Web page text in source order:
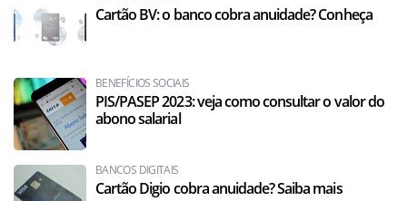
Cartão BV: o banco cobra anuidade? Conheça
BENEFÍCIOS SOCIAIS
PIS/PASEP 2023: veja como consultar o valor do
abono salarial
BANCOS DIGITAIS
Cartão Digio cobra anuidade? Saiba mais